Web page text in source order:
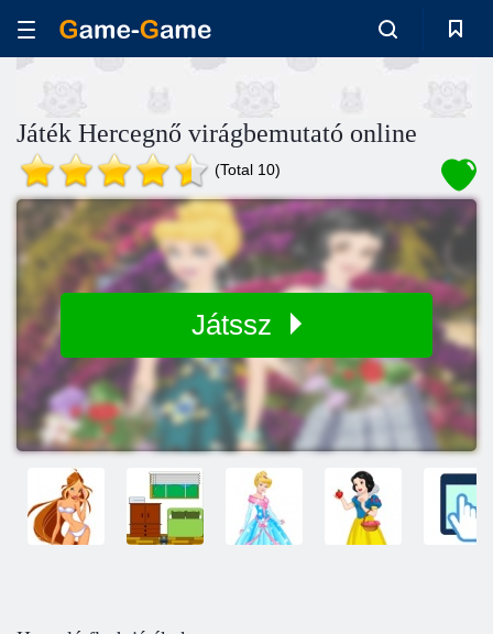
Játék Hercegnő virágbemutató online
(Total 10)
Játssz